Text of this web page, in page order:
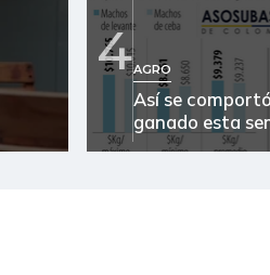
Bagre rayado
Banano Urabá
Banano criollo
4AGRO
Así se
ganado esta